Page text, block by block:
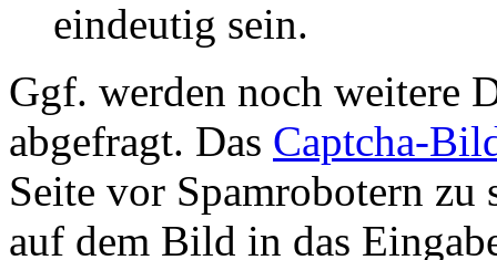
eindeutig sein.
Ggf. werden noch weitere
abgefragt. Das Captcha-
Seite vor Spamrobotern zu
auf dem Bild in das